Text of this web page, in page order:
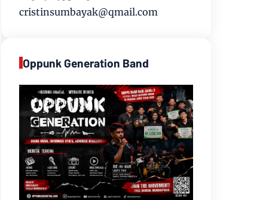
cristinsumbayak@qmail.com
Oppunk Generation Band